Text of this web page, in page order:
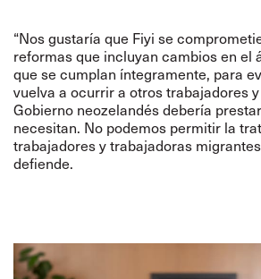
“Nos gustaría que Fiyi se
reformas que incluyan cambios en el
que se cumplan íntegramente, para
vuelva a ocurrir a otros trabajadores
Gobierno neozelandés debería
necesitan. No podemos permitir la
trabajadores y trabajadoras
defiende.